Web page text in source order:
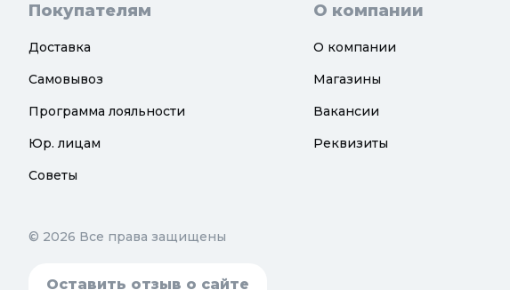
Покупателям
Доставка
Самовывоз
Программа лояльности
Юр. лицам
Советы
О компании
О компании
Магазины
Вакансии
Реквизиты
© 2026 Все права защищены
Оставить отзыв о сайте